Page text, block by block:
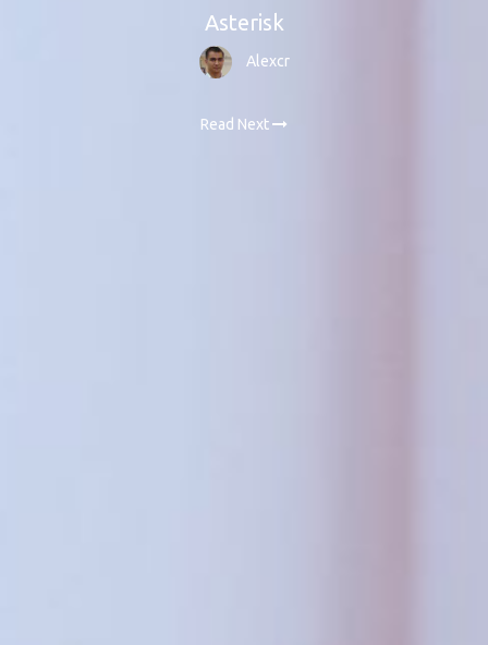
Asterisk
Alexcr
Read Next